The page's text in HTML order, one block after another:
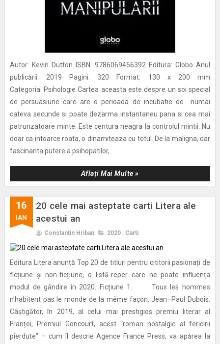
Autor: Kevin Dutton ISBN: 9786069456392 Editura: Globo Anul
publicării: 2019 Pagini: 320 Format: 130 x 200 mm
Categoria: Psihologie Cartea aceasta este despre un soi special
de persuasiune care are o perioada de incubatie de numai
cateva secunde si poate dezarma instantaneu pana si cea mai
patrunzatoare minte. Este centura neagra la controlul mintii. Nu
doar ca intoarce roata, o dinamiteaza cu totul. De la maligna, dar
fascinanta putere a psihopatilor,...
Aflați Mai Multe »
16
IAN
20 cele mai asteptate carti Litera ale
acestui an
Constantin Hriban 2020 , Carti
Editura Litera anunță Top 20 de titluri pentru cititorii pasionați de
ficțiune și non-ficțiune, o listă-reper care ne poate influența
modul de gândire în 2020. Ficțiune 1. Tous les hommes
n'habitent pas le monde de la même façon, Jean–Paul Dubois.
Câștigător, în 2019, al celui mai prestigios premiu literar al
Franței, Premiul Goncourt, acest “roman nostalgic al fericirii
pierdute” – cum îl descrie Agence France Press, va apărea la